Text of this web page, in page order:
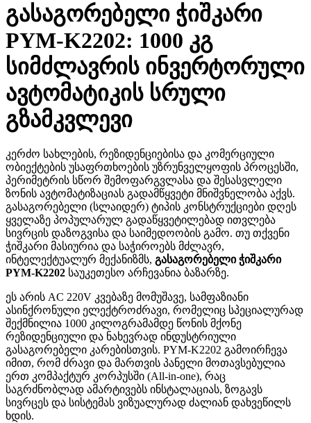
გასაგორებელი ჭიშკარი
PYM-K2202: 1000 კგ
სიმძლავრის ინვერტორული
ავტომატიკის სრული
გზამკვლევი
კერძო სახლების, რეზიდენციებისა და კომერციული
ობიექტების უსაფრთხოების უზრუნველყოფის პროცესში,
პერიმეტრის სწორ შემოფარგვლასა და შესასვლელი
ზონის ავტომატიზაციას გადამწყვეტი მნიშვნელობა აქვს.
გასაგორებელი (სლაიდერ) ტიპის კონსტრუქციები დღეს
ყველაზე პოპულარულ გადაწყვეტილებად ითვლება
სივრცის დაზოგვისა და საიმედოობის გამო. თუ თქვენი
ჭიშკარი მასიურია და საჭიროებს მძლავრ,
ინტელექტუალურ მექანიზმს, გასაგორებელი ჭიშკარი
PYM-K2202 საუკეთესო არჩევანია ბაზარზე.
ეს არის AC 220V კვებაზე მომუშავე, სამფაზიანი
ასინქრონული ელექტროძრავი, რომელიც სპეციალურად
შექმნილია 1000 კილოგრამამდე წონის მქონე
რეზიდენციული და ნახევრად ინდუსტრიული
გასაგორებელი კარებისთვის. PYM-K2202 გამოირჩევა
იმით, რომ ძრავი და მართვის პანელი მოთავსებულია
ერთ კომპაქტურ კორპუსში (All-in-one), რაც
საგრძნობლად ამარტივებს ინსტალაციას, ზოგავს
სივრცეს და სისტემას ვიზუალურად ძალიან დახვეწილს
ხდის.